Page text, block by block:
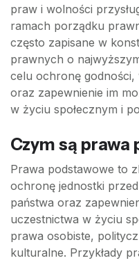
praw i wolności
ramach porządku
często zapisane w
prawnych o
celu ochronę
oraz zapewnienie im
w życiu społecznym i
Czym są
Prawa podstawowe to
ochronę jednostki
państwa oraz
uczestnictwa w życiu
prawa osobiste,
kulturalne. Przykłady